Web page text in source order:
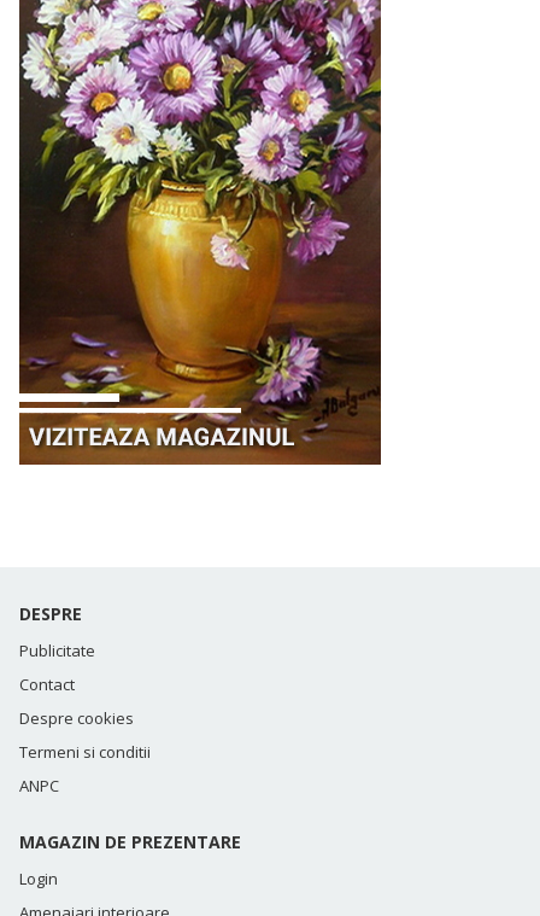
DESPRE
Publicitate
Contact
Despre cookies
Termeni si conditii
ANPC
MAGAZIN DE PREZENTARE
Login